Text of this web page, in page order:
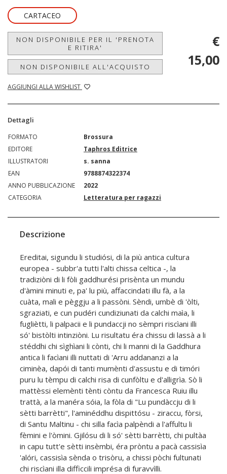
CARTACEO
NON DISPONIBILE PER IL 'PRENOTA
E RITIRA'
NON DISPONIBILE ALL'ACQUISTO
AGGIUNGI ALLA WISHLIST
€
15,00
Dettagli
FORMATO
Brossura
EDITORE
Taphros Editrice
ILLUSTRATORI
s. sanna
EAN
9788874322374
ANNO PUBBLICAZIONE
2022
CATEGORIA
Letteratura per ragazzi
Descrizione
Ereditai, sigundu li studiósi, di la più antica cultura
europea - subbr'a tutti l'alti chissa celtica -, la
tradiziòni di li fòli gaddhurési prisènta un mundu
d'àmini minuti e, pa' lu più, affaccindati illu fà, a la
cuàta, mali e pèggju a li passòni. Sèndi, umbè di 'òlti,
sgraziati, e cun pudéri cundiziunati da calchi maìa, li
fugliètti, li palpacii e li pundaccji no sèmpri riscìani illi
só' bistòlti intinziòni. Lu risultatu éra chissu di lassà a li
stéddhi chi sìghìani li cònti, chi li manni di la Gaddhura
antica li facìani illi nuttati di 'Arru addananzi a la
ciminèa, dapói di tanti mumènti d'assustu e di timóri
puru lu tèmpu di calchi risa di cunfòltu e d'alligrìa. Sò li
mattèssi elemènti tènti còntu da Francesca Ruiu illu
trattà, a la manéra sóia, la fòla di "Lu pundàccju di li
sètti barrètti", l'aminéddhu dispittósu - ziraccu, fòrsi,
di Santu Maltinu - chi silla facìa palpèndi a l'affultu li
fèmini e l'òmini. Gjilósu di li só' sètti barrètti, chi pultàa
in capu tutt'e sètti insèmbi, éra pròntu a pacà cassisìa
'alóri, cassisìa sènda o trisòru, a chissi pòchi fultunati
chi riscìani illa difficcili imprésa di furavvìlli.